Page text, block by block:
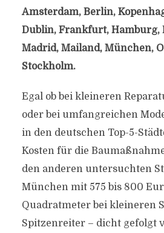
Amsterdam, Berlin,
Dublin, Frankfurt, Hamburg,
Madrid, Mailand, München,
Stockholm.
Egal ob bei kleineren
oder bei umfangreichen
in den deutschen Top-5-
Kosten für die
den anderen untersuchten
München mit 575 bis 800
Quadratmeter bei kleineren
Spitzenreiter – dicht gefolgt